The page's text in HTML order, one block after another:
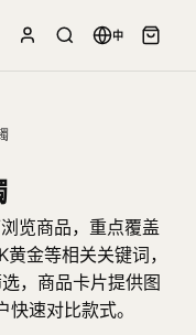
中
览商品，重点覆盖
金等相关关键词，
，商品卡片提供图
速对比款式。